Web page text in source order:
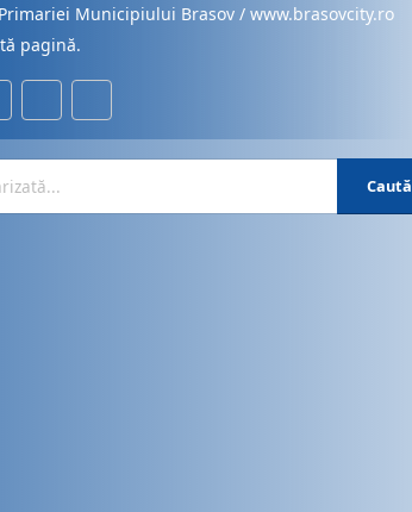
Municipiului Brasov / www.brasovcity.ro
pagină.
Caută